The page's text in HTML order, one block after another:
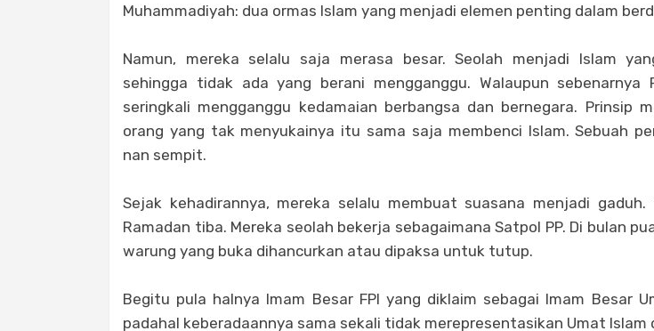
Muhammadiyah: dua ormas Islam yang menjadi elemen penting dalam
Namun, mereka selalu saja merasa besar. Seolah menjadi Islam
sehingga tidak ada yang berani mengganggu. Walaupun sebenarnya
seringkali mengganggu kedamaian berbangsa dan bernegara. Prinsip
orang yang tak menyukainya itu sama saja membenci Islam. Sebuah
nan sempit.
Sejak kehadirannya, mereka selalu membuat suasana menjadi gaduh.
Ramadan tiba. Mereka seolah bekerja sebagaimana Satpol PP. Di bulan
warung yang buka dihancurkan atau dipaksa untuk tutup.
Begitu pula halnya Imam Besar FPI yang diklaim sebagai Imam Besar
padahal keberadaannya sama sekali tidak merepresentasikan Umat Islam